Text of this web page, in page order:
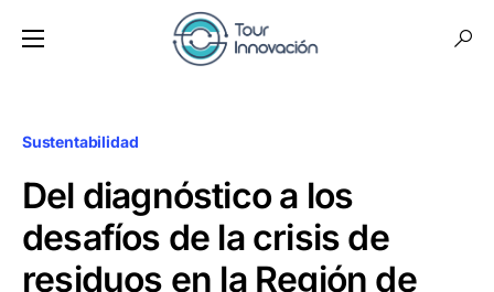
Sustentabilidad
Del diagnóstico a los
desafíos de la crisis de
residuos en la Región de